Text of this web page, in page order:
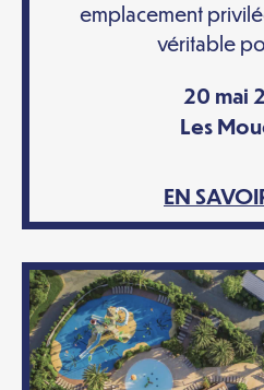
emplacement
véritable
20 mai
Les
EN